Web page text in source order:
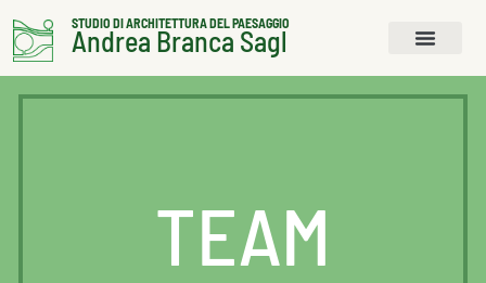
STUDIO DI ARCHITETTURA DEL PAESAGGIO
Andrea Branca Sagl
TEAM